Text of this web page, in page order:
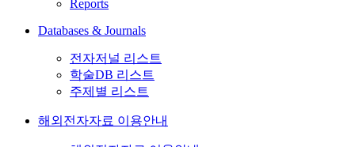
Reports
Databases & Journals
전자저널 리스트
학술DB 리스트
주제별 리스트
해외전자자료 이용안내